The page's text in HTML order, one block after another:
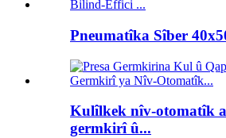
Pneumatîka Sîber
Kulîlkek nîv-otomatîk
germkirî û...